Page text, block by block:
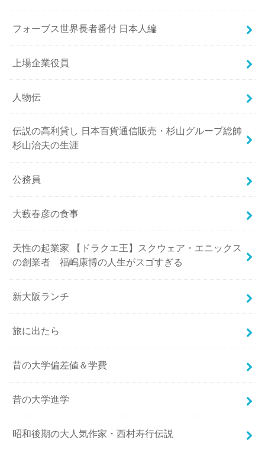
フォーブス世界長者番付 日本人編
上場企業役員
人物伝
伝説の高利貸し 日本百貨通信販売・杉山グループ総帥
杉山治夫の生涯
公務員
大藪春彦の食事
天性の起業家 【ドラクエ王】スクウェア・エニックス
の創業者 福嶋康博の人生がスゴすぎる
新大阪ランチ
旅に出たら
昔の大学偏差値＆学費
昔の大学進学
昭和後期の大人気作家・西村寿行伝説